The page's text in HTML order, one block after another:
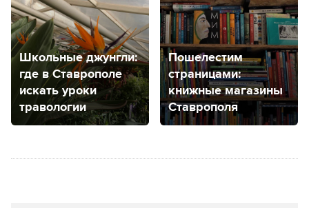
Школьные джунгли:
где в Ставрополе
искать уроки
травологии
Пошелестим
страницами:
книжные магазины
Ставрополя